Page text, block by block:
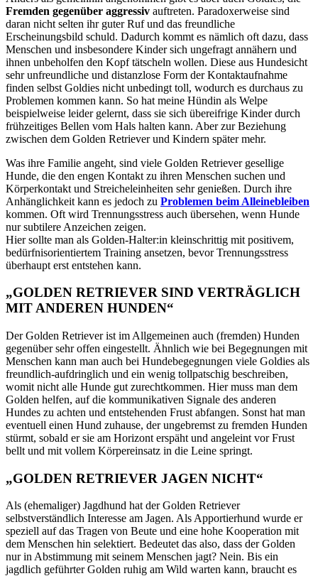
Fremden gegenüber aggressiv auftreten. Paradoxerweise sind
daran nicht selten ihr guter Ruf und das freundliche
Erscheinungsbild schuld. Dadurch kommt es nämlich oft dazu, dass
Menschen und insbesondere Kinder sich ungefragt annähern und
ihnen unbeholfen den Kopf tätscheln wollen. Diese aus Hundesicht
sehr unfreundliche und distanzlose Form der Kontaktaufnahme
finden selbst Goldies nicht unbedingt toll, wodurch es durchaus zu
Problemen kommen kann. So hat meine Hündin als Welpe
beispielweise leider gelernt, dass sie sich übereifrige Kinder durch
frühzeitiges Bellen vom Hals halten kann. Aber zur Beziehung
zwischen dem Golden Retriever und Kindern später mehr.
Was ihre Familie angeht, sind viele Golden Retriever gesellige
Hunde, die den engen Kontakt zu ihren Menschen suchen und
Körperkontakt und Streicheleinheiten sehr genießen. Durch ihre
Anhänglichkeit kann es jedoch zu Problemen beim Alleinebleiben
kommen. Oft wird Trennungsstress auch übersehen, wenn Hunde
nur subtilere Anzeichen zeigen.
Hier sollte man als Golden-Halter:in kleinschrittig mit positivem,
bedürfnisorientiertem Training ansetzen, bevor Trennungsstress
überhaupt erst entstehen kann.
„GOLDEN RETRIEVER SIND VERTRÄGLICH
MIT ANDEREN HUNDEN“
Der Golden Retriever ist im Allgemeinen auch (fremden) Hunden
gegenüber sehr offen eingestellt. Ähnlich wie bei Begegnungen mit
Menschen kann man auch bei Hundebegegnungen viele Goldies als
freundlich-aufdringlich und ein wenig tollpatschig beschreiben,
womit nicht alle Hunde gut zurechtkommen. Hier muss man dem
Golden helfen, auf die kommunikativen Signale des anderen
Hundes zu achten und entstehenden Frust abfangen. Sonst hat man
eventuell einen Hund zuhause, der ungebremst zu fremden Hunden
stürmt, sobald er sie am Horizont erspäht und angeleint vor Frust
bellt und mit vollem Körpereinsatz in die Leine springt.
„GOLDEN RETRIEVER JAGEN NICHT“
Als (ehemaliger) Jagdhund hat der Golden Retriever
selbstverständlich Interesse am Jagen. Als Apportierhund wurde er
speziell auf das Tragen von Beute und eine hohe Kooperation mit
dem Menschen hin selektiert. Bedeutet das also, dass der Golden
nur in Abstimmung mit seinem Menschen jagt? Nein. Bis ein
jagdlich geführter Golden ruhig am Wild warten kann, braucht es